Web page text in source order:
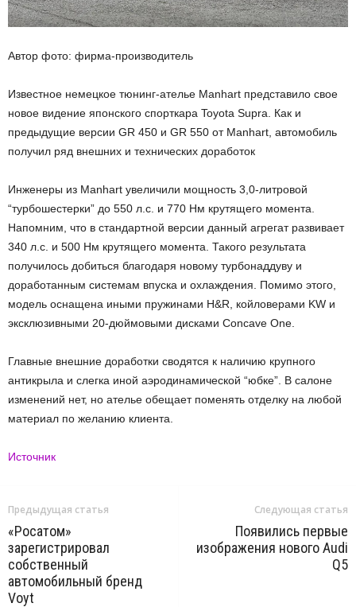
Автор фото: фирма-производитель
Известное немецкое тюнинг-ателье Manhart представило свое
новое видение японского спорткара Toyota Supra. Как и
предыдущие версии GR 450 и GR 550 от Manhart, автомобиль
получил ряд внешних и технических доработок
Инженеры из Manhart увеличили мощность 3,0-литровой
“турбошестерки” до 550 л.с. и 770 Нм крутящего момента.
Напомним, что в стандартной версии данный агрегат развивает
340 л.с. и 500 Нм крутящего момента. Такого результата
получилось добиться благодаря новому турбонаддуву и
доработанным системам впуска и охлаждения. Помимо этого,
модель оснащена иными пружинами H&R, койловерами KW и
эксклюзивными 20-дюймовыми дисками Concave One.
Главные внешние доработки сводятся к наличию крупного
антикрыла и слегка иной аэродинамической “юбке”. В салоне
изменений нет, но ателье обещает поменять отделку на любой
материал по желанию клиента.
Источник
Предыдущая статья
«Росатом»
зарегистрировал
собственный
автомобильный бренд
Voyt
Следующая статья
Появились первые
изображения нового Audi
Q5